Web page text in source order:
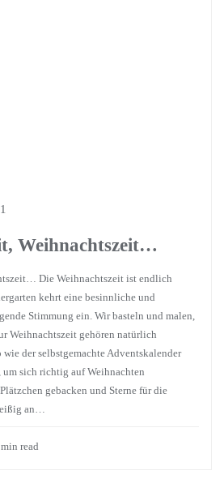
Weihnachtszeit…
Die Weihnachtszeit ist endlich
kehrt eine besinnliche und
Stimmung ein. Wir basteln und malen,
Weihnachtszeit gehören natürlich
der selbstgemachte Adventskalender
sich richtig auf Weihnachten
gebacken und Sterne für die
an…
read